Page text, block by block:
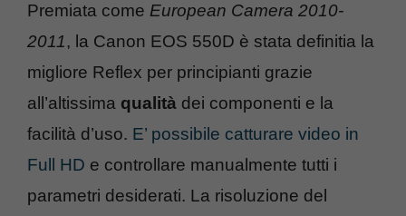
Premiata come European Camera 2010-
2011, la Canon EOS 550D è stata definitia la
migliore Reflex per principianti grazie
all’altissima qualità dei componenti e la
facilità d’uso. E’ possibile catturare video in
Full HD e controllare manualmente tutti i
parametri desiderati. La risoluzione del